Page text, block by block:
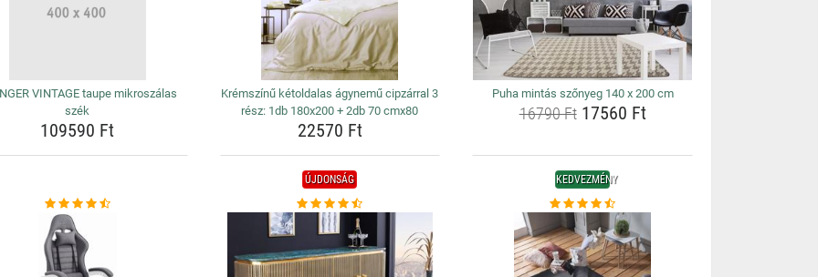
VINTAGE taupe mikroszálas
szék
109590 Ft
Krémszínű kétoldalas ágynemű cipzárral 3
rész: 1db 180x200 + 2db 70 cmx80
22570 Ft
Puha mintás szőnyeg 140 x 200 cm
16790 Ft17560 Ft
ÚJDONSÁG KEDVEZMÉNY